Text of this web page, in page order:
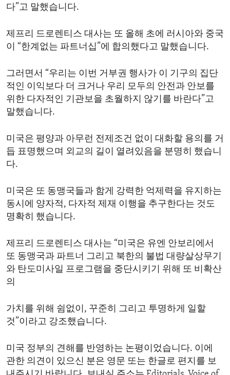
다”고 말했습니다.
제프리 드로렌티스 대사는 또 올해 초에 러시아와 중국
이 “한계없는 파트너십”에 합의했다고 말했습니다.
그러면서 “우리는 이번 거부권 행사가 이 기구의 집단
적인 이익보다 더 크거나 우리 모두의 안전과 안보를
위한 다자적인 기관보을 초월하지 않기를 바란다”고
말했습니다.
미국은 평양과 아무런 전제조건 없이 대화할 용의를 거
듭 표명했으며 외교의 길이 열려있음을 분명히 했습니
다.
미국은 또 동맹국들과 함게 강력한 억제력을 유지하는
동시에 양자적, 다자적 제재 이행을 추구한다는 것도
명확히 했습니다.
제프리 드로렌티스 대사는 “미국은 유엔 안보리에서
또 동맹국과 파트너 그리고 북한의 불법 대량살상무기
와 탄도미사일 프로그램을 중단시키기 위해 또 비확산
의
가치를 위해 쉼없이, 꾸준히 그리고 투명하게 일할
것”이라고 강조했습니다.
미국 정부의 견해를 반영하는 논평이었습니다. 이에
관한 의견이 있으신 분은 영문 또는 한글로 편지를 보